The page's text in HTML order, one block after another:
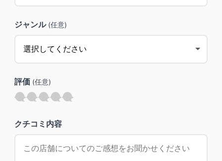
ジャンル (任意)
評価 (任意)
クチコミ内容